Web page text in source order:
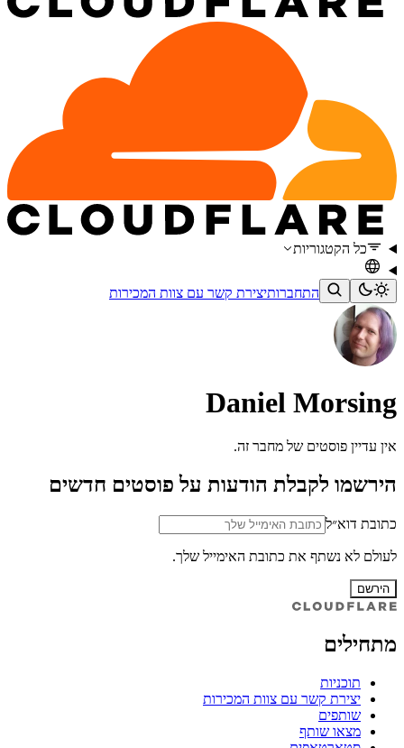
כל הקטגוריות
התחברותיצירת קשר עם צוות המכירות
Daniel Morsing
אין עדיין פוסטים של מחבר זה.
הירשמו לקבלת הודעות על פוסטים חדשים
כתובת דוא״ל
לעולם לא נשתף את כתובת האימייל שלך.
הירשם
מתחילים
תוכניות
יצירת קשר עם צוות המכירות
שותפים
מצאו שותף